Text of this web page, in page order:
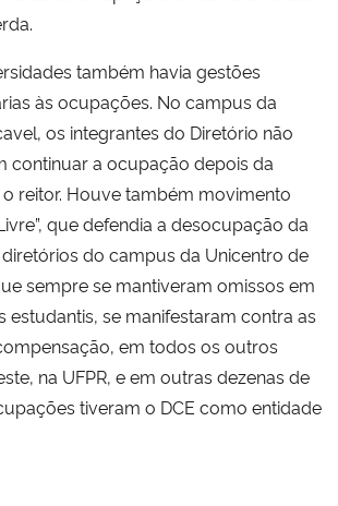
também havia gestões
às ocupações. No campus da
os integrantes do Diretório não
continuar a ocupação depois da
reitor. Houve também movimento
que defendia a desocupação da
diretórios do campus da Unicentro de
sempre se mantiveram omissos em
estudantis, se manifestaram contra as
em todos os outros
na UFPR, e em outras dezenas de
tiveram o DCE como entidade